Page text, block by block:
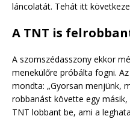
láncolatát. Tehát itt
A TNT is
A szomszédasszony ekkor
menekülőre próbálta fogni.
mondta: „Gyorsan menjünk,
robbanást követte egy
TNT lobbant be, ami a